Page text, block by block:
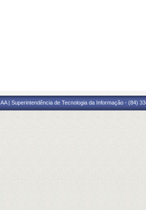
| Superintendência de Tecnologia da Informação - (84)